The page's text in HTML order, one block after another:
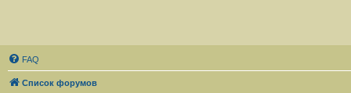
FAQ
Список форумов